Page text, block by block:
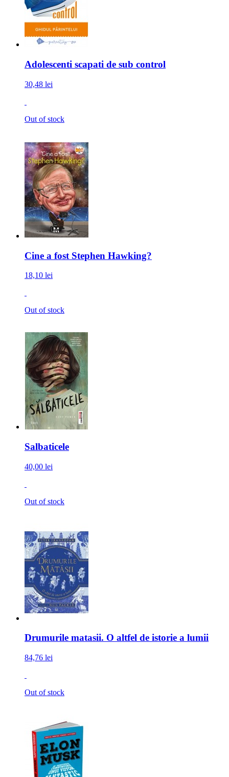
Adolescenti scapati de sub control
30,48 lei
Out of stock
Cine a fost Stephen Hawking?
18,10 lei
Out of stock
Salbaticele
40,00 lei
Out of stock
Drumurile matasii. O altfel de istorie a lumii
84,76 lei
Out of stock